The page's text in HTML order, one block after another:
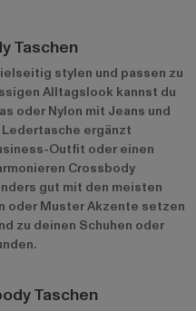
Taschen
stylen und passen zu
Alltagslook kannst du
oder Nylon mit Jeans und
ergänzt
Outfit oder einen
Crossbody
gut mit den meisten
oder Muster Akzente setzen
zu deinen Schuhen oder
Taschen